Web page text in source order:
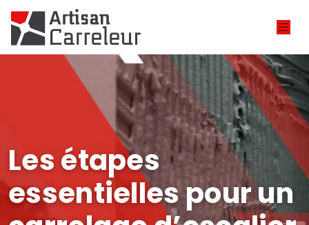
Les étapes
essentielles pour un